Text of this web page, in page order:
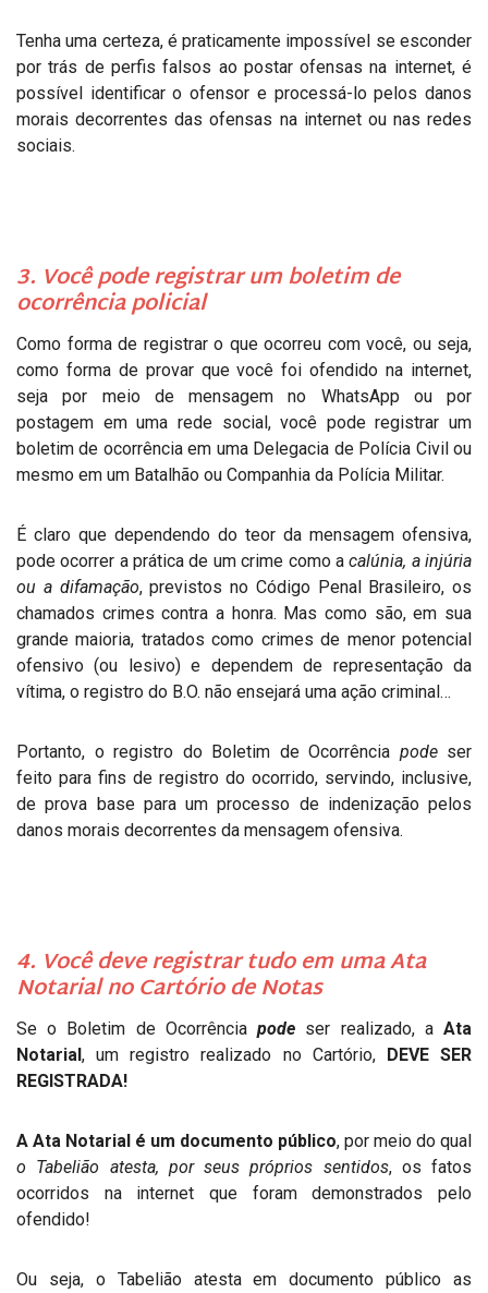
Tenha uma certeza, é praticamente impossível se esconder
por trás de perfis falsos ao postar ofensas na internet, é
possível identificar o ofensor e processá-lo pelos danos
morais decorrentes das ofensas na internet ou nas redes
sociais.
3. Você pode registrar um boletim de
ocorrência policial
Como forma de registrar o que ocorreu com você, ou seja,
como forma de provar que você foi ofendido na internet,
seja por meio de mensagem no WhatsApp ou por
postagem em uma rede social, você pode registrar um
boletim de ocorrência em uma Delegacia de Polícia Civil ou
mesmo em um Batalhão ou Companhia da Polícia Militar.
É claro que dependendo do teor da mensagem ofensiva,
pode ocorrer a prática de um crime como acalúnia, a injúria
ou a difamação, previstos no Código Penal Brasileiro, os
chamados crimes contra a honra. Mas como são, em sua
grande maioria, tratados como crimes de menor potencial
ofensivo (ou lesivo) e dependem de representação da
vítima, o registro do B.O. não ensejará uma ação criminal…
Portanto, o registro do Boletim de Ocorrência podeser
feito para fins de registro do ocorrido, servindo, inclusive,
de prova base para um processo de indenização pelos
danos morais decorrentes da mensagem ofensiva.
4. Você deve registrar tudo em uma Ata
Notarial no Cartório de Notas
Se o Boletim de Ocorrênciapode ser realizado, aAta
Notarial, um registro realizado no Cartório, DEVE SER
REGISTRADA!
A Ata Notarial é um documento público, por meio do qual
o Tabelião atesta, por seus próprios sentidos, os fatos
ocorridos na internet que foram demonstrados pelo
ofendido!
Ou seja, o Tabelião atesta em documento público as